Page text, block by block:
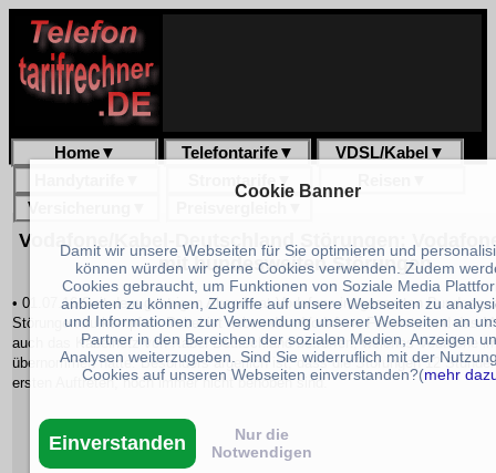
Home▼ Telefontarife▼ VDSL/Kabel▼
Stromtarife ▼
Versicherung
Vodafone/Kabel-Deutschland Störungen:
mit bundesweiten Störungen
• 01.07.16 Seit dem gestrigen Abend hat Vodafone im gesamten
Störungen zu kämpfen. Dabei ist neben dem Vodafone Festnetz und das
auch das Kabelnetz von Kabel Deutschland betroffen, welches Vodafone
übernommen hatte. Besonders ärgerlich ist, dass die Störungen 12
ersten Auftreten, noch immer nicht behoben sind.
Cookie Banner
Damit wir unsere Webseiten für Sie optimieren und
können würden wir gerne Cookies verwenden. Zudem
Cookies gebraucht, um Funktionen von Soziale Media
anbieten zu können, Zugriffe auf unsere Webseiten zu
und Informationen zur Verwendung unserer Webseiten an
Partner in den Bereichen der sozialen Medien, Anzeigen
Analysen weiterzugeben. Sind Sie widerruflich mit der
Cookies auf unseren Webseiten einverstanden?(mehr
Einverstanden
Nur die
Notwendigen